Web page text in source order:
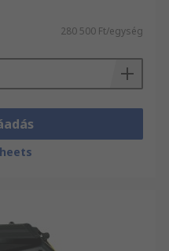
280 500 Ft/egység